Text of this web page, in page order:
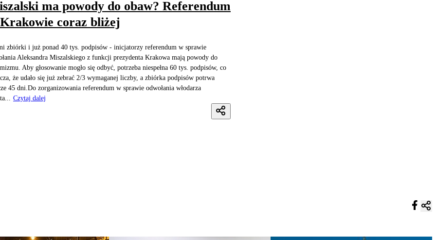
ma powody do obaw? Referendum
coraz bliżej
zbiórki i już ponad 40 tys. podpisów - inicjatorzy referendum w sprawie
Aleksandra Miszalskiego z funkcji prezydenta Krakowa mają powody do
Aby głosowanie mogło się odbyć, potrzeba niespełna 60 tys. podpisów, co
że udało się już zebrać 2/3 wymaganej liczby, a zbiórka podpisów potrwa
45 dni.Do zorganizowania referendum w sprawie odwołania włodarza
Czytaj dalej